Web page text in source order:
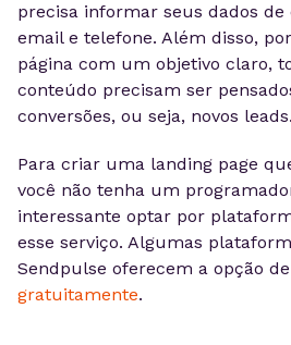
precisa informar seus dados
email e telefone. Além disso,
página com um objetivo claro,
conteúdo precisam ser
conversões, ou seja, novos leads.
Para criar uma landing page
você não tenha um
interessante optar por
esse serviço. Algumas
Sendpulse oferecem a opção de
gratuitamente.